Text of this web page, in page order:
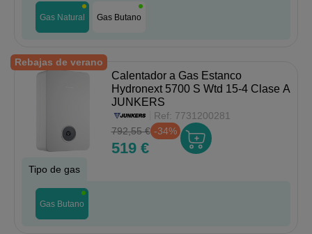
Gas Natural Gas Butano
Rebajas de verano
Calentador a Gas Estanco
Hydronext 5700 S Wtd 15-4 Clase A
JUNKERS
Ref: 7731200281
792,55 € -34%
519 €
Tipo de gas
Gas Butano